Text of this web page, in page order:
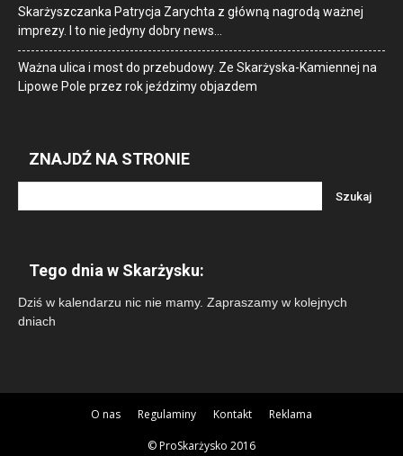
Skarżyszczanka Patrycja Zarychta z główną nagrodą ważnej
imprezy. I to nie jedyny dobry news…
Ważna ulica i most do przebudowy. Ze Skarżyska-Kamiennej na
Lipowe Pole przez rok jeździmy objazdem
ZNAJDŹ NA STRONIE
Tego dnia w Skarżysku:
Dziś w kalendarzu nic nie mamy. Zapraszamy w kolejnych
dniach
O nas Regulaminy Kontakt Reklama
© ProSkarżysko 2016